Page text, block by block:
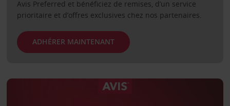
Avis Preferred et bénéficiez de remises, d’un service
prioritaire et d’offres exclusives chez nos partenaires.
ADHÉRER MAINTENANT